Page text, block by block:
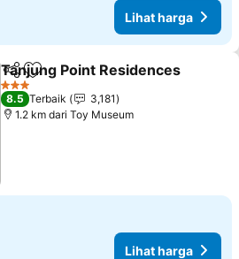
Lihat harga
KongsiTambah ke favorit
Tanjung Point Residences
3 Bintang
8.5 Terbaik
3,181
1.2 km dari Toy Museum
Lihat harga